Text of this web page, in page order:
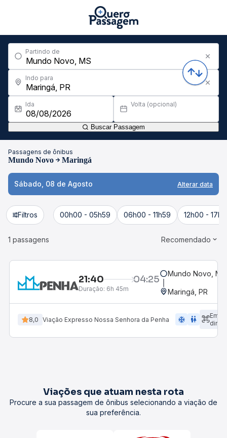
Partindo de
Indo para
Ida Volta (opcional)
Buscar Passagem
Passagens de ônibus
Mundo Novo Maringá
Sábado, 08 de Agosto Alterar data
Filtros 00h00 - 05h59 06h00 - 11h59 12h00 -
1 passagens Recomendado
21:40 04:25
Duração: 6h 45m
Mundo Novo, MS
Maringá, PR
8,0 Viação Expresso Nossa Senhora da Penha ac_unit wc
direto
Viações que atuam nesta rota
Procure a sua passagem de ônibus selecionando a viação de
sua preferência.